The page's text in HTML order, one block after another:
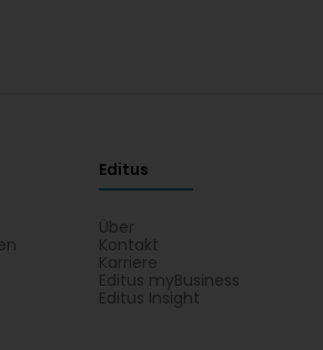
Editus
Über
Kontakt
Karriere
Editus myBusiness
Editus Insight